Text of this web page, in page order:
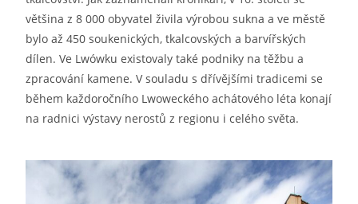
většina z 8 000 obyvatel živila výrobou sukna a ve městě
bylo až 450 soukenických, tkalcovských a barvířských
dílen. Ve Lwówku existovaly také podniky na těžbu a
zpracování kamene. V souladu s dřívějšími tradicemi se
během každoročního Lwoweckého achátového léta konají
na radnici výstavy nerostů z regionu i celého světa.